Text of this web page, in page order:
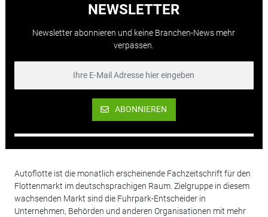
NEWSLETTER
Newsletter abonnieren und keine Branchen-News mehr
verpassen.
ABONNIEREN
Autoflotte ist die monatlich erscheinende Fachzeitschrift für den
Flottenmarkt im deutschsprachigen Raum. Zielgruppe in diesem
wachsenden Markt sind die Fuhrpark-Entscheider in
Unternehmen, Behörden und anderen Organisationen mit mehr